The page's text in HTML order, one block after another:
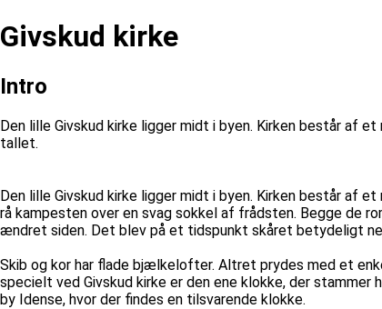
Givskud kirke
Intro
Den lille Givskud kirke ligger midt i byen. Kirken består af
tallet.
Den lille Givskud kirke ligger midt i byen. Kirken består af
rå kampesten over en svag sokkel af frådsten. Begge de
ændret siden. Det blev på et tidspunkt skåret betydeligt
Skib og kor har flade bjælkelofter. Altret prydes med et
specielt ved Givskud kirke er den ene klokke, der
by Idense, hvor der findes en tilsvarende klokke.